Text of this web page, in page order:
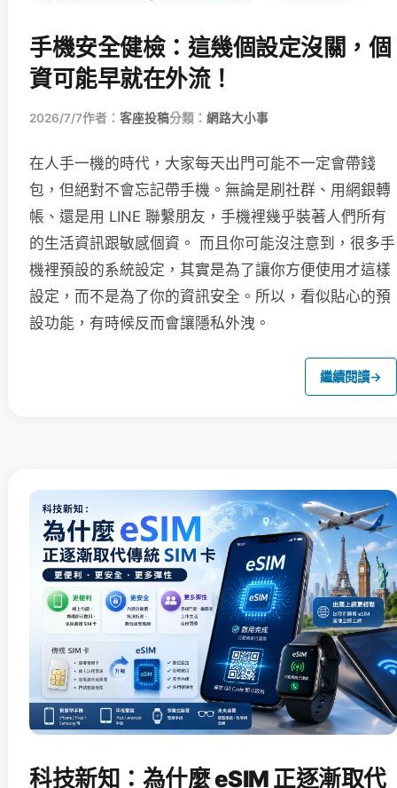
手機安全健檢：這幾個設定沒關，個
資可能早就在外流！
2026/7/7作者： 客座投稿分類： 網路大小事
在人手一機的時代，大家每天出門可能不一定會帶錢
包，但絕對不會忘記帶手機。無論是刷社群、用網銀轉
帳、還是用 LINE 聯繫朋友，手機裡幾乎裝著人們所有
的生活資訊跟敏感個資。 而且你可能沒注意到，很多手
機裡預設的系統設定，其實是為了讓你方便使用才這樣
設定，而不是為了你的資訊安全。所以，看似貼心的預
設功能，有時候反而會讓隱私外洩。
繼續閱讀→
科技新知：為什麼 eSIM 正逐漸取代